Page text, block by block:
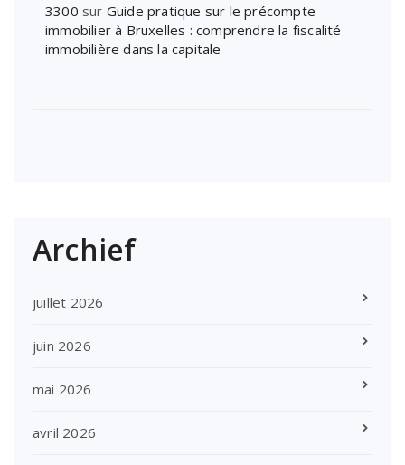
3300 sur Guide pratique sur le précompte
immobilier à Bruxelles : comprendre la fiscalité
immobilière dans la capitale
Archief
juillet 2026
juin 2026
mai 2026
avril 2026